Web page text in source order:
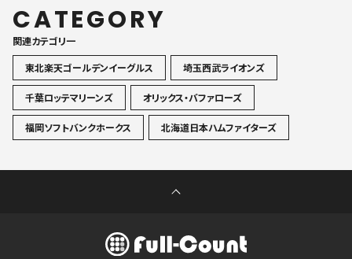
CATEGORY
関連カテゴリ一
東北楽天ゴールデンイーグルス
埼玉西武ライオンズ
千葉ロッテマリーンズ オリックス・バファローズ
福岡ソフトバンクホークス 北海道日本ハムファイターズ